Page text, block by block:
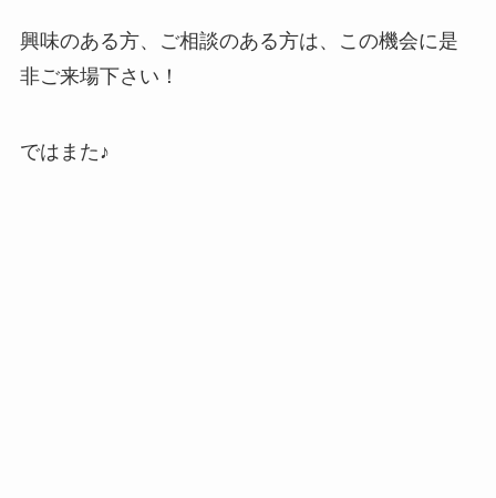
興味のある方、ご相談のある方は、この機会に是
非ご来場下さい！
ではまた♪